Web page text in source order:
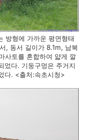
방형에 가까운 평면형태
, 동서 길이가 8.1m, 남북
사토를 혼합하여 얇게 깔
었다. 기둥구멍은 주거지
다. <출처:속초시청>